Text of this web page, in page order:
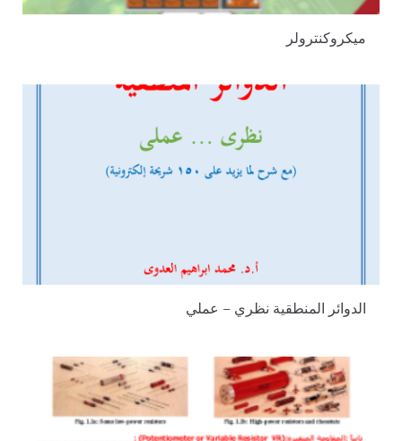
ميكروكنترولر
الدوائر المنطقية نظري – عملي